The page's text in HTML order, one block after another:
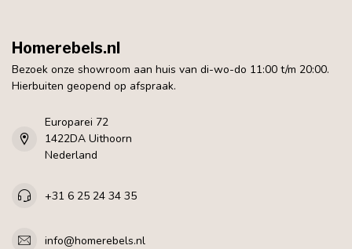
Homerebels.nl
Bezoek onze showroom aan huis van di-wo-do 11:00 t/m 20:00.
Hierbuiten geopend op afspraak.
Europarei 72
1422DA Uithoorn
Nederland
+31 6 25 24 34 35
info@homerebels.nl